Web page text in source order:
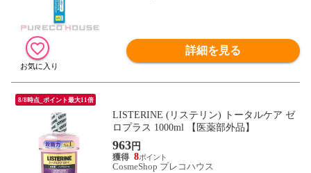
詳細を見る
8/8時点_ポイント最大11倍
LISTERINE (リステリン) トータルケア ゼ
ロプラス 1000ml 【医薬部外品】
963円
8
CosmeShop プレコハウス